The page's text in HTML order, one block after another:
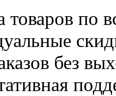
товаров по
без